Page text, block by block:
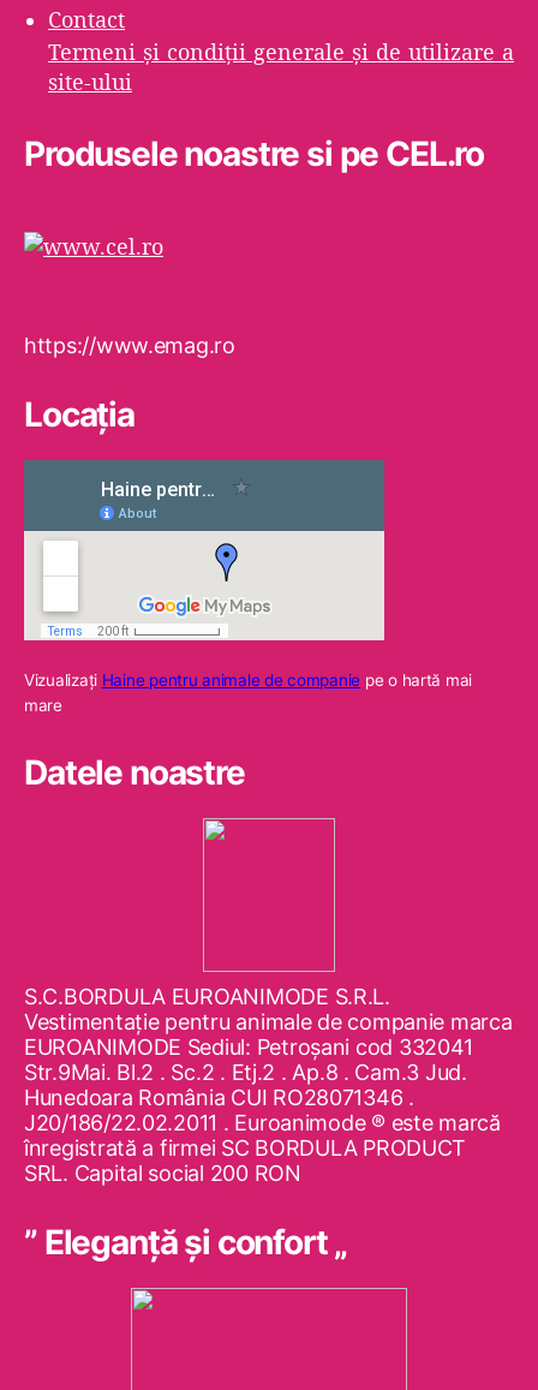
Contact
Termeni şi condiţii generale şi de utilizare a
site-ului
Produsele noastre si pe CEL.ro
https://www.emag.ro
Locaţia
Vizualizaţi Haine pentru animale de companie pe o hartă mai
mare
Datele noastre
S.C.BORDULA EUROANIMODE S.R.L.
Vestimentaţie pentru animale de companie marca
EUROANIMODE Sediul: Petroşani cod 332041
Str.9Mai. Bl.2 . Sc.2 . Etj.2 . Ap.8 . Cam.3 Jud.
Hunedoara România CUI RO28071346 .
J20/186/22.02.2011 . Euroanimode ® este marcă
înregistrată a firmei SC BORDULA PRODUCT
SRL. Capital social 200 RON
” Eleganţă şi confort „